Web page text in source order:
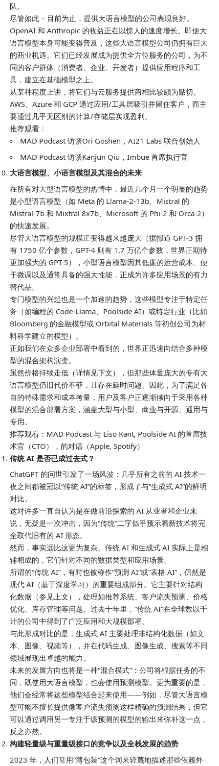
队。
尽管如此 – 目前为止，提供大语言模型的公司表现良好。
OpenAI 和 Anthropic 的收益正在以惊人的速度增长。即便大
语言模型本身可能变得普及，这些大语言模型公司仍拥有巨大
的商业机遇。它们已经发展成为提供全方位服务的公司，为不
同的客户群体（消费者、企业、开发者）提供应用程序和工
具，建立在基础模型之上。
从某种程度上讲，将它们与云服务提供商相比较颇为贴切。
AWS、Azure 和 GCP 通过应用/工具层吸引并留住客户，而主
要通过几乎无区别的计算/存储层实现盈利。
推荐观看：
MAD Podcast 访谈Ori Goshen，AI21 Labs 联合创始人
MAD Podcast 访谈Kanjun Qiu，Imbue 首席执行官
大语言模型、小语言模型及其混合的未来
在所有对大型语言模型的热情中，最近几个月一个明显的趋势
是小型语言模型（如 Meta 的 Llama-2-13b、Mistral 的
Mistral-7b 和 Mixtral 8x7b、Microsoft 的 Phi-2 和 Orca-2）
的快速发展。
尽管大语言模型的规模正变得越来越庞大（据报道 GPT-3 拥
有 1750 亿个参数，GPT-4 则有 1.7 万亿个参数，世界正期待
更加强大的 GPT-5），小型语言模型因其低廉的运营成本、便
于微调以及通常具备的强大性能，正成为许多应用场景的有力
替代品。
专门模型的兴起也是一个加速的趋势，这些模型专注于特定任
务（如编程的 Code-Llama、Poolside AI）或特定行业（比如
Bloomberg 的金融模型或 Orbital Materials 等初创公司为材
料科学建立的模型）。
正如我们在众多企业部署中看到的，世界正迅速向结合多种模
型的混合架构演变。
虽然价格持续走低（详情见下文），但那些体量庞大的专有大
语言模型仍旧代价不菲，且存在延时问题。因此，为了满足各
自的特殊需求和成本考量，用户及客户正逐渐倾向于采用各种
模型的混合部署方案，涵盖大型与小型、商业与开源、通用与
专用。
推荐观看：MAD Podcast 与 Eiso Kant, Poolside AI 的首席技
术官（CTO），的对话（Apple, Spotify）
传统 AI 是否已成过去式？
ChatGPT 的问世引发了一场风波：几乎所有之前的 AI 技术一
夜之间都被冠以“传统 AI”的标签，形成了与“生成式 AI”的鲜明
对比。
这对许多一直自认为是在做前沿探索的 AI 从业者和企业来
说，无疑是一次冲击，因为“传统”二字似乎预示着新技术将完
全取代旧有的 AI 形态。
然而，事实远比这更为复杂。传统 AI 和生成式 AI 实际上是相
辅相成的，它们针对不同的数据类型和应用场景。
所谓的“传统 AI”，有时也被称作“预测 AI”或“表格 AI”，仍然是
现代 AI（基于深度学习）的重要组成部分。它主要针对结构
化数据（参见上文），处理如推荐系统、客户流失预测、价格
优化、库存管理等问题。过去十年里，“传统 AI”在全球数以千
计的公司中得到了广泛应用和大规模部署。
与此形成对比的是，生成式 AI 主要处理非结构化数据（如文
本、图像、视频等），并在代码生成、图像生成、搜索等不同
领域展现出卓越的能力。
未来的发展方向也将是一种“混合模式”：公司将根据任务的不
同，既使用大语言模型，也会使用预测模型。更为重要的是，
他们会经常将这些模型结合起来使用——例如，尽管大语言模
型可能不擅长提供像客户流失预测这样精确的预测结果，但它
可以通过调用另一专注于该预测的模型的输出来弥补这一点，
反之亦然。
构建轻量级与重量级接口的竞争以及全栈发展的趋势
2023 年，人们常用“薄包装”这个词来轻蔑地描述那些依赖外